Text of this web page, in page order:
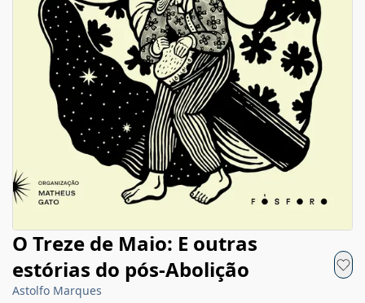
O Treze de Maio: E outras
estórias do pós-Abolição
Astolfo Marques